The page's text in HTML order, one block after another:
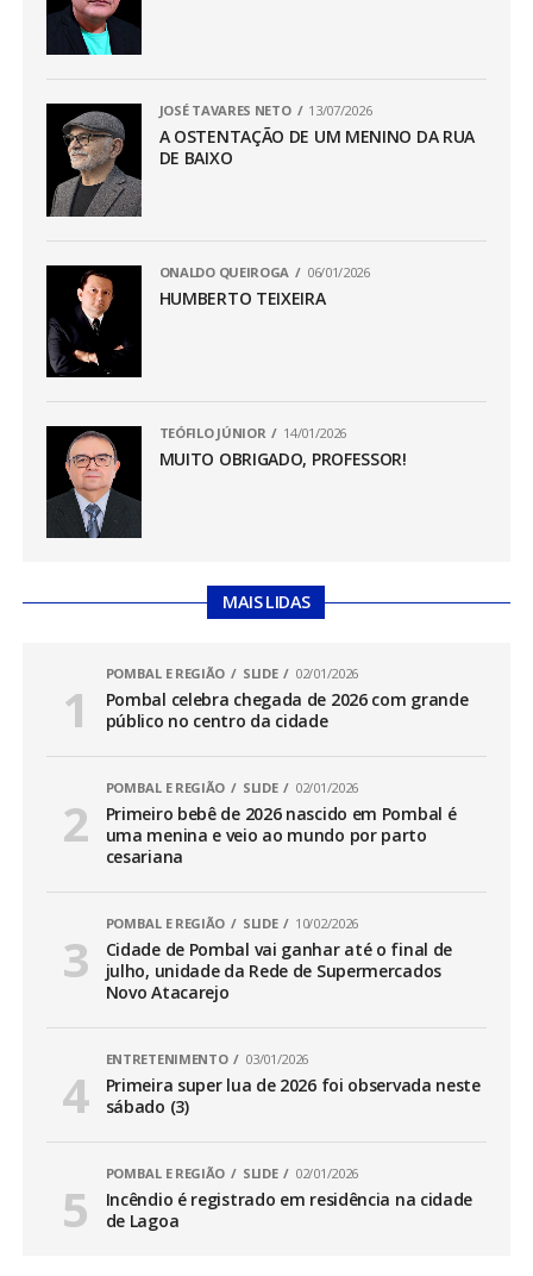
JOSÉ TAVARES NETO 13/07/2026
A OSTENTAÇÃO DE UM MENINO DA RUA
DE BAIXO
ONALDO QUEIROGA 06/01/2026
HUMBERTO TEIXEIRA
TEÓFILO JÚNIOR 14/01/2026
MUITO OBRIGADO, PROFESSOR!
MAIS LIDAS
POMBAL E REGIÃO SLIDE 02/01/2026
Pombal celebra chegada de 2026 com grande
público no centro da cidade
POMBAL E REGIÃO SLIDE 02/01/2026
Primeiro bebê de 2026 nascido em Pombal é
uma menina e veio ao mundo por parto
cesariana
POMBAL E REGIÃO SLIDE 10/02/2026
Cidade de Pombal vai ganhar até o final de
julho, unidade da Rede de Supermercados
Novo Atacarejo
ENTRETENIMENTO 03/01/2026
Primeira super lua de 2026 foi observada neste
sábado (3)
POMBAL E REGIÃO SLIDE 02/01/2026
Incêndio é registrado em residência na cidade
de Lagoa